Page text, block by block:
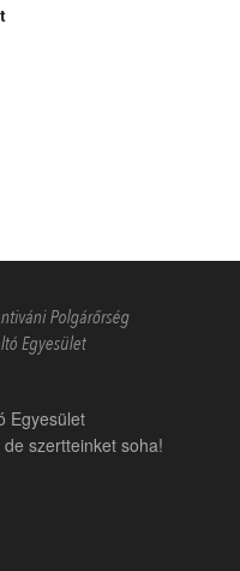
Egyesület
szertteinket soha!